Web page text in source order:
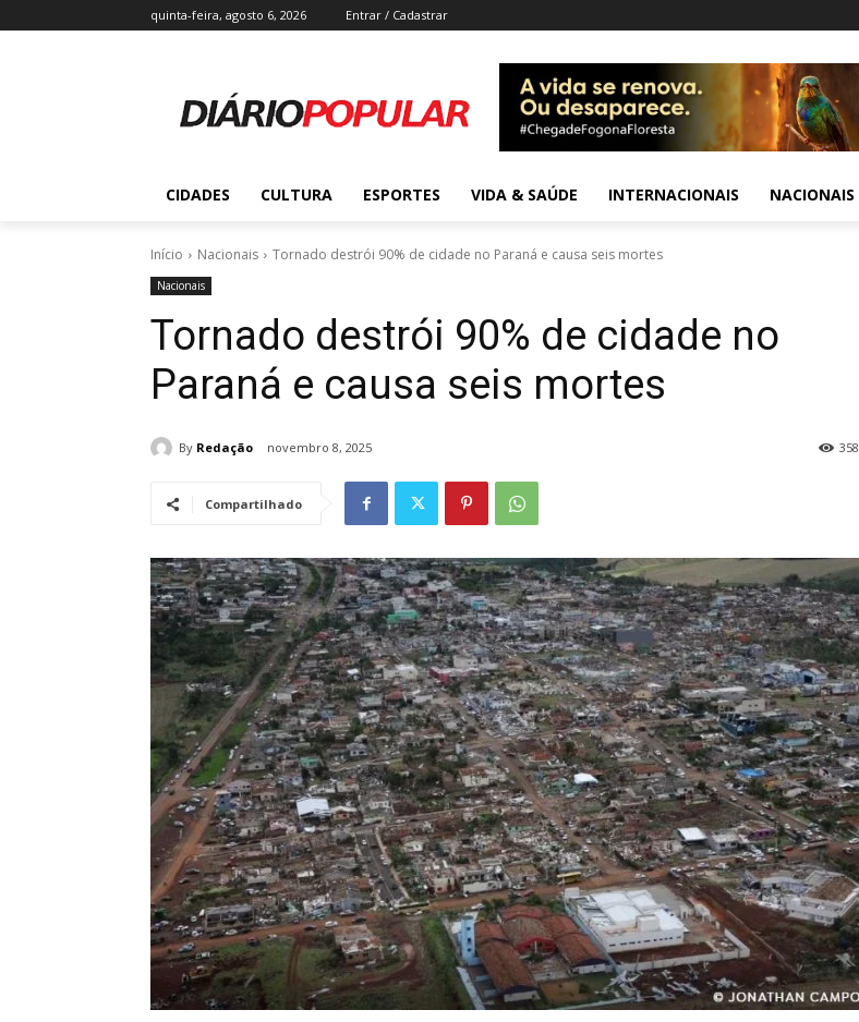
quinta-feira, agosto 6, 2026 Entrar / Cadastrar
CIDADES CULTURA ESPORTES VIDA & SAÚDE INTERNACIONAIS NACIONAIS
Início Nacionais Tornado destrói 90% de cidade no Paraná e causa seis mortes
Nacionais
Tornado destrói 90% de cidade no
Paraná e causa seis mortes
By Redação novembro 8, 2025 358
Compartilhado